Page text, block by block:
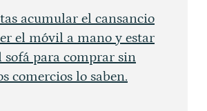
acumular el cansancio
el móvil a mano y estar
sofá para comprar sin
comercios lo saben.